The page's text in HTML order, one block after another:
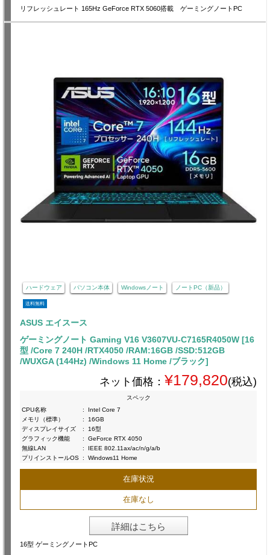
リフレッシュレート 165Hz GeForce RTX 5060搭載 ゲーミングノートPC
ハードウェア パソコン本体 Windowsノート ノートPC（新品）
送料無料
ASUS エイスース
ゲーミングノート Gaming V16 V3607VU-C7165R4050W [16
型 /Core 7 240H /RTX4050 /RAM:16GB /SSD:512GB
/WUXGA (144Hz) /Windows 11 Home /ブラック]
ネット価格： ¥179,820(税込)
スペック
CPU名称
:
Intel Core 7
メモリ（標準）
:
16GB
ディスプレイサイズ
:
16型
グラフィック機能
:
GeForce RTX 4050
無線LAN
:
IEEE 802.11ax/ac/n/g/a/b
プリインストールOS : Windows11 Home
在庫状況
在庫なし
詳細はこちら
16型 ゲーミングノートPC